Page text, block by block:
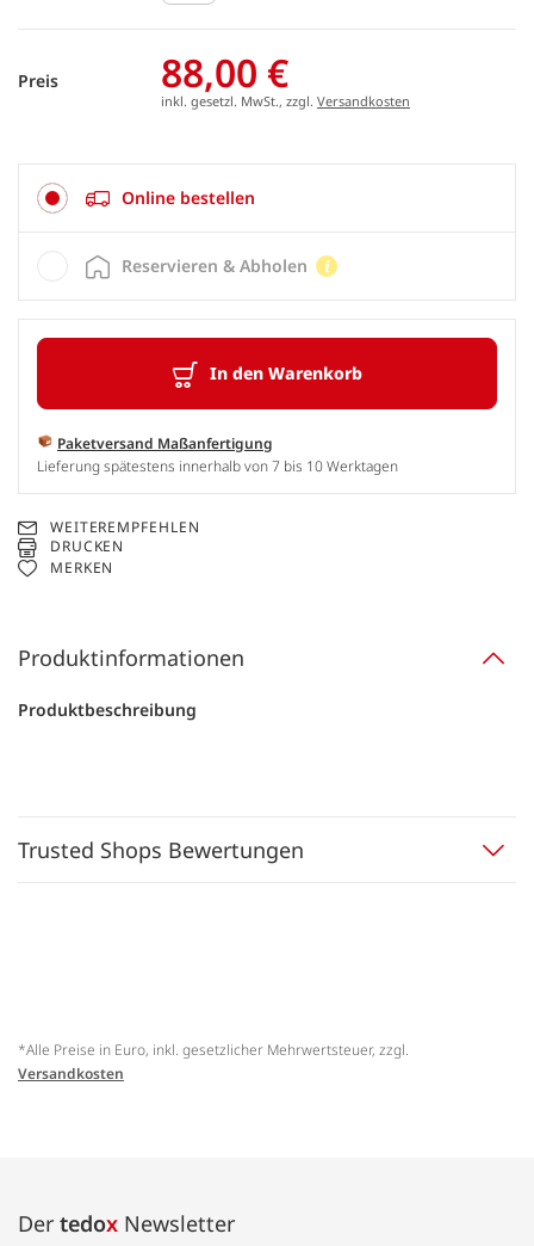
Preis 88,00 €
inkl. gesetzl. MwSt., zzgl. Versandkosten
Online bestellen
In den Warenkorb
Paketversand Maßanfertigung
Lieferung spätestens innerhalb von 7 bis 10 Werktagen
Reservieren & Abholen
WEITEREMPFEHLEN
DRUCKEN
MERKEN
Produktinformationen
Produktbeschreibung
Trusted Shops Bewertungen
*Alle Preise in Euro, inkl. gesetzlicher Mehrwertsteuer, zzgl.
Versandkosten
Der tedox Newsletter